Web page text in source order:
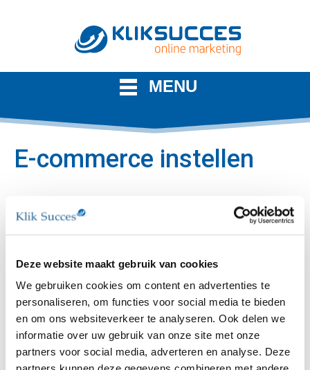
Deze website maakt gebruik van cookies
We gebruiken cookies om content en advertenties te
personaliseren, om functies voor social media te bieden
en om ons websiteverkeer te analyseren. Ook delen we
informatie over uw gebruik van onze site met onze
partners voor social media, adverteren en analyse. Deze
MENU
E-commerce instellen
Inzicht in de verkopen per
kanaal van uw website
Als u een webshop heeft zijn de verkopen per kanaal
zoekwoorden zorgen voor de beste/meeste
conversie(percentages). Om dit bij te houden kunt u bij
Google Analytics e-commerce instellen.
Stap 1
Log in bij Analytics en klik op ‘Beheerder’ (bovenaan